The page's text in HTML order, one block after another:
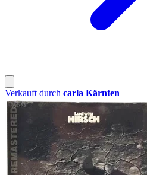
Verkauft durch carla Kärnten